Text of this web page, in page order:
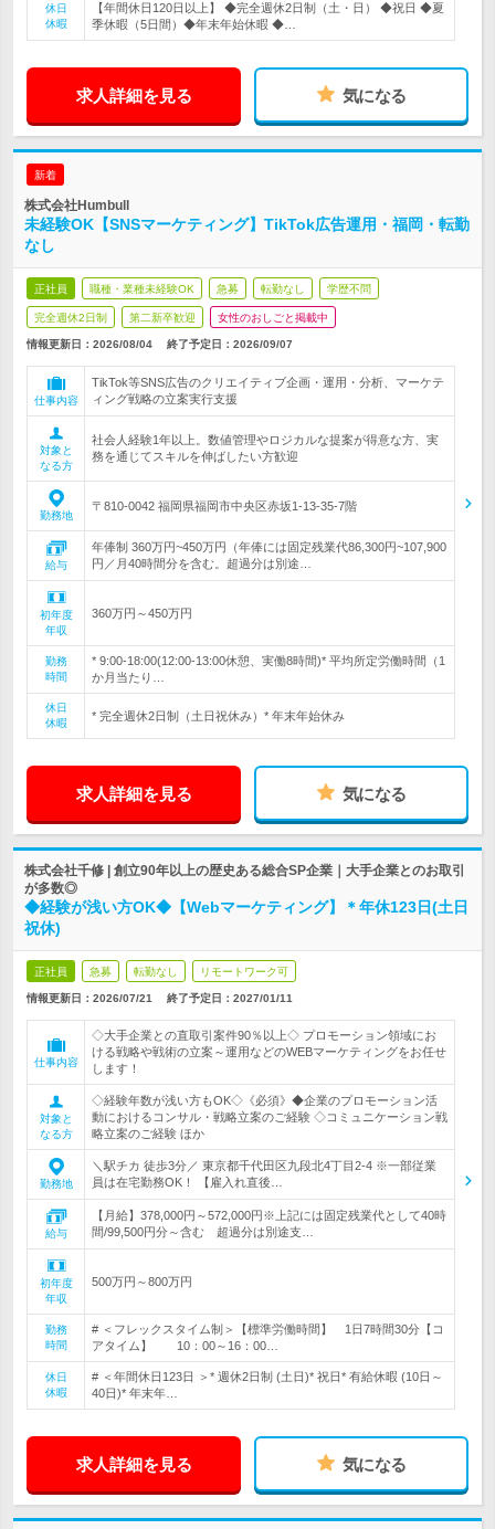
休日
休暇
【年間休日120日以上】 ◆完全週休2日制（土・日） ◆祝日 ◆夏
季休暇（5日間）◆年末年始休暇 ◆…
求人詳細を見る 気になる
新着
株式会社Humbull
未経験OK【SNSマーケティング】TikTok広告運用・福岡・転勤
なし
正社員 職種・業種未経験OK 急募 転勤なし 学歴不問
完全週休2日制 第二新卒歓迎 女性のおしごと掲載中
情報更新日：2026/08/04 終了予定日： 2026/09/07
仕事内容
TikTok等SNS広告のクリエイティブ企画・運用・分析、マーケテ
ィング戦略の立案実行支援
対象と
なる方
社会人経験1年以上。数値管理やロジカルな提案が得意な方、実
務を通じてスキルを伸ばしたい方歓迎
勤務地
〒810-0042 福岡県福岡市中央区赤坂1-13-35-7階
給与
年俸制 360万円~450万円（年俸には固定残業代86,300円~107,900
円／月40時間分を含む。超過分は別途…
初年度
年収
360万円～450万円
勤務
時間
* 9:00-18:00(12:00-13:00休憩、実働8時間)* 平均所定労働時間（1
か月当たり…
休日
休暇
* 完全週休2日制（土日祝休み）* 年末年始休み
求人詳細を見る 気になる
株式会社千修 | 創立90年以上の歴史ある総合SP企業｜大手企業とのお取引
が多数◎
◆経験が浅い方OK◆【Webマーケティング】＊年休123日(土日
祝休)
正社員 急募 転勤なし リモートワーク可
情報更新日：2026/07/21 終了予定日： 2027/01/11
仕事内容
◇大手企業との直取引案件90％以上◇ プロモーション領域にお
ける戦略や戦術の立案～運用などのWEBマーケティングをお任せ
します！
対象と
なる方
◇経験年数が浅い方もOK◇《必須》◆企業のプロモーション活
動におけるコンサル・戦略立案のご経験 ◇コミュニケーション戦
略立案のご経験 ほか
勤務地
＼駅チカ 徒歩3分／ 東京都千代田区九段北4丁目2-4 ※一部従業
員は在宅勤務OK！ 【雇入れ直後…
給与
【月給】378,000円～572,000円※上記には固定残業代として40時
間/99,500円分～含む 超過分は別途支…
初年度
年収
500万円～800万円
勤務
時間
# ＜フレックスタイム制＞【標準労働時間】 1日7時間30分【コ
アタイム】 10：00～16：00…
休日
休暇
# ＜年間休日123日 ＞* 週休2日制 (土日)* 祝日* 有給休暇 (10日～
40日)* 年末年…
求人詳細を見る 気になる